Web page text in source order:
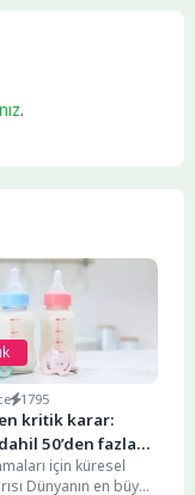
.
1795
kritik karar:
50’den fazla
mamaları geri
için küresel
Dünyanın en büyük